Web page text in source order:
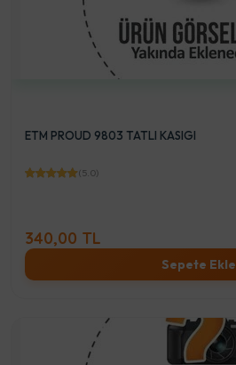
ETM PROUD 9803 TATLI KASIGI
(5.0)
340,00 TL
Sepete Ekle